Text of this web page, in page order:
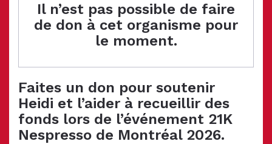
Il n’est pas possible de faire
de don à cet organisme pour
le moment.
Faites un don pour soutenir
Heidi et l’aider à recueillir des
fonds lors de l’événement 21K
Nespresso de Montréal 2026.